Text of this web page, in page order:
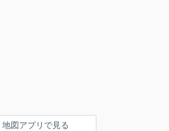
地図アプリで見る